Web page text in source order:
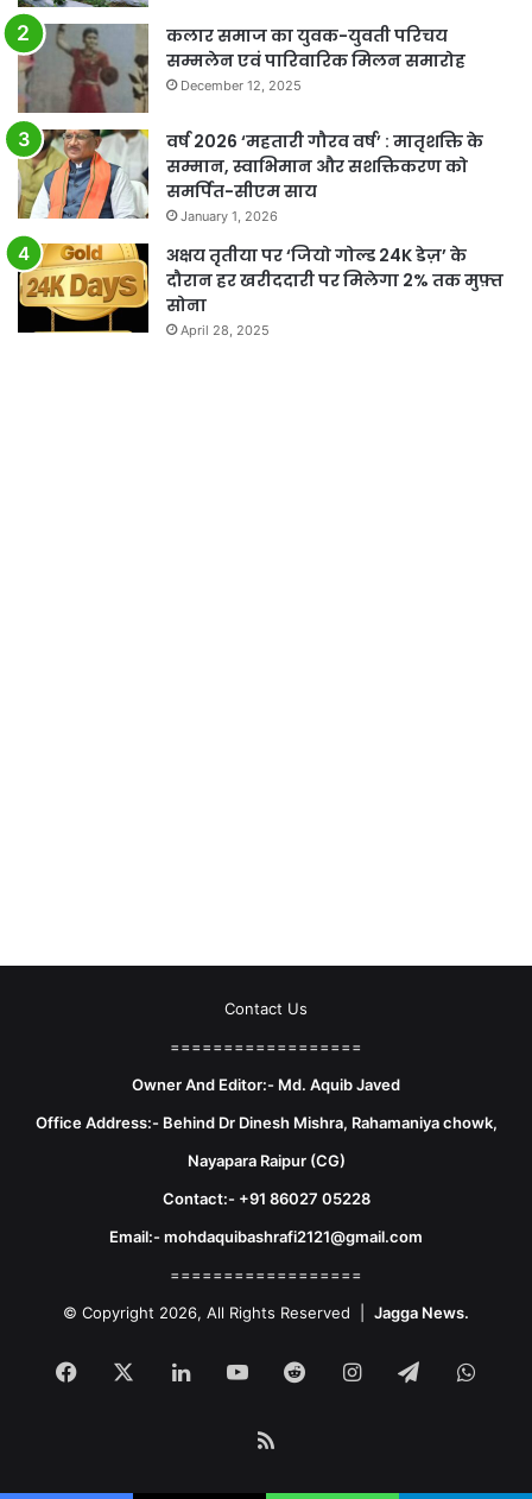
कलार समाज का युवक-युवती परिचय
सम्मलेन एवं पारिवारिक मिलन समारोह
December 12, 2025
वर्ष 2026 ‘महतारी गौरव वर्ष’ : मातृशक्ति के
सम्मान, स्वाभिमान और सशक्तिकरण को
समर्पित-सीएम साय
January 1, 2026
अक्षय तृतीया पर ‘जियो गोल्ड 24K डेज़’ के
दौरान हर खरीददारी पर मिलेगा 2% तक मुफ़्त
सोना
April 28, 2025
Contact Us
==================
Owner And Editor:- Md. Aquib Javed
Office Address:- Behind Dr Dinesh Mishra, Rahamaniya chowk,
Nayapara Raipur (CG)
Contact:- +91 86027 05228
Email:- mohdaquibashrafi2121@gmail.com
==================
© Copyright 2026, All Rights Reserved | Jagga News.
Facebook LinkedInYouTubeRedditInstagram
Telegram
RSS